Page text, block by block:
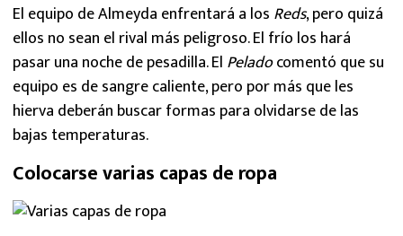
El equipo de Almeyda enfrentará a los Reds, pero quizá
ellos no sean el rival más peligroso. El frío los hará
pasar una noche de pesadilla. El Peladocomentó que su
equipo es de sangre caliente, pero por más que les
hierva deberán buscar formas para olvidarse de las
bajas temperaturas.
Colocarse varias capas de ropa